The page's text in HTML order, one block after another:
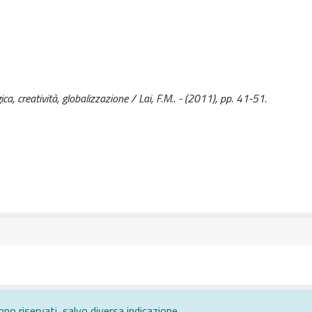
creatività, globalizzazione / Lai, F.M.. - (2011), pp. 41-51.